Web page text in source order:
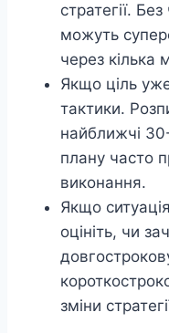
стратегії.
можуть
через кілька
Якщо ціль
тактики.
найближчі
плану часто
виконання.
Якщо
оцініть, чи
зміни